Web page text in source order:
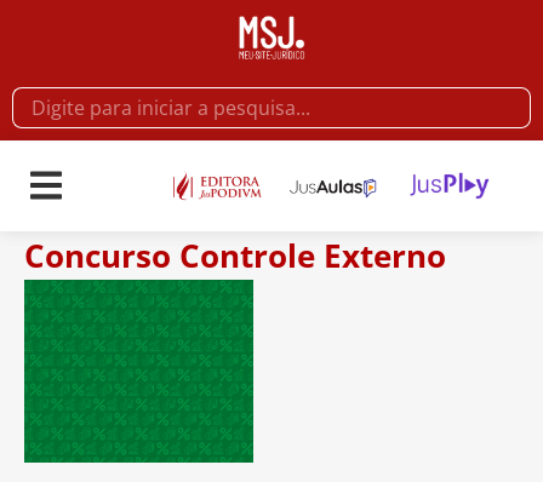
Concurso Controle Externo